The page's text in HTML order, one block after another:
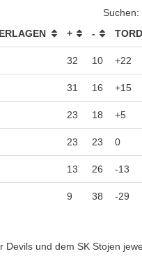
Suchen:
+ -
32 10 +22
31 16 +15
23 18 +5
23 23 0
13 26 -13
9 38 -29
und dem SK Stojen